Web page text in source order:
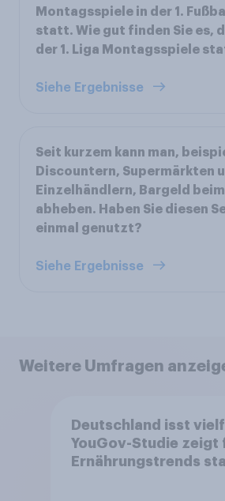
Montagsspiele in der 1.
statt. Wie gut finden Sie es,
der 1. Liga Montagsspiele
Siehe Ergebnisse
Seit kurzem kann man,
Discountern, Supermärkten
Einzelhändlern, Bargeld
abheben. Haben Sie diesen
einmal genutzt?
Siehe Ergebnisse
Weitere Umfragen
Deutschland isst
YouGov-Studie zeigt
Ernährungstrends